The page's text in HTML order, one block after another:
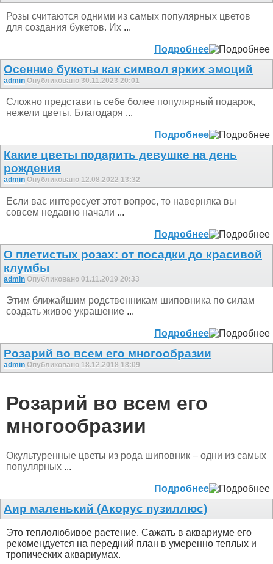
Розы считаются одними из самых популярных цветов
для создания букетов. Их ...
Подробнее
Осенние букеты как символ ярких эмоций
admin Опубликовано 30.11.2023 20:01
Сложно представить себе более популярный подарок,
нежели цветы. Благодаря ...
Подробнее
Какие цветы подарить девушке на день
рождения
admin Опубликовано 12.08.2022 13:32
Если вас интересует этот вопрос, то наверняка вы
совсем недавно начали ...
Подробнее
О плетистых розах: от посадки до красивой
клумбы
admin Опубликовано 01.11.2019 20:33
Этим ближайшим родственникам шиповника по силам
создать живое украшение ...
Подробнее
Розарий во всем его многообразии
admin Опубликовано 18.12.2018 18:09
Розарий во всем его
многообразии
Окультуренные цветы из рода шиповник – одни из самых
популярных ...
Подробнее
Аир маленький (Акорус пузиллюс)
Это теплолюбивое растение. Сажать в аквариуме его
рекомендуется на передний план в умеренно теплых и
тропических аквариумах.